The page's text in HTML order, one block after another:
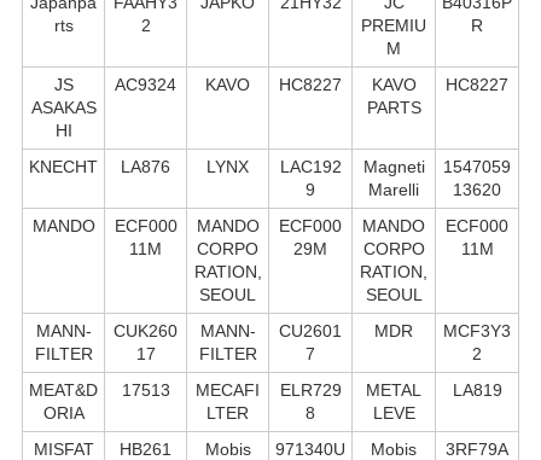
rts
2
PREMIU
M
R
JS
ASAKAS
HI
AC9324 KAVO HC8227
KAVO
PARTS
HC8227
KNECHT LA876 LYNX
LAC192
9
Magneti
Marelli
1547059
13620
MANDO
ECF000
11M
MANDO
CORPO
RATION,
SEOUL
ECF000
29M
MANDO
CORPO
RATION,
SEOUL
ECF000
11M
MANN-
FILTER
CUK260
17
MANN-
FILTER
CU2601
7
MDR
MCF3Y3
2
MEAT&D
ORIA
17513
MECAFI
LTER
ELR729
8
METAL
LEVE
LA819
MISFAT HB261 Mobis
971340U
Mobis
3RF79A